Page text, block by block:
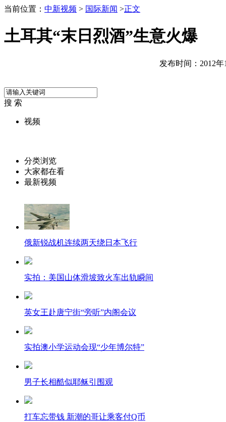
当前位置： 中新视频 > 国际新闻 >正文
土耳其“末日烈酒”生意火爆
发布时间：2012年
搜 索
视频
分类浏览
大家都在看
最新视频
俄新锐战机连续两天绕日本飞行
实拍：美国山体滑坡致火车出轨瞬间
英女王赴唐宁街“旁听”内阁会议
实拍澳小学运动会现“少年博尔特”
男子长相酷似耶稣引围观
打车忘带钱 新潮的哥让乘客付Q币